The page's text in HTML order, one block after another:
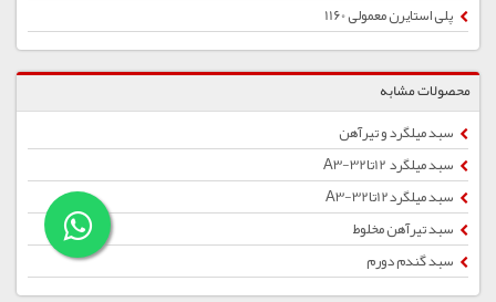
پلی استایرن معمولی 1160
محصولات مشابه
سبد میلگرد و تیرآهن
سبد میلگرد 12تا32-A3
سبد میلگرد12تا32-A3
سبد تیرآهن مخلوط
سبد گندم دورم